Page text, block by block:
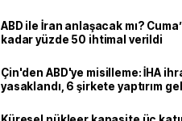
ABD ile İran anlaşacak mı?
kadar yüzde 50 ihtimal verildi
Çin'den ABD'ye misilleme: İHA
yasaklandı, 6 şirkete yaptırım